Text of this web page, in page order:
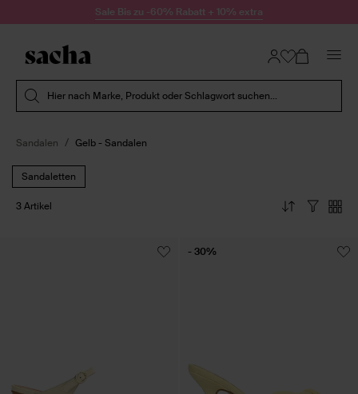
Zum Inhalt springenSale Bis zu -60% Rabatt + 10% extra
Hier nach Marke, Produkt oder Schlagwort suchen...
Sandalen Gelb - Sandalen
Sandaletten
3 Artikel
- 30%